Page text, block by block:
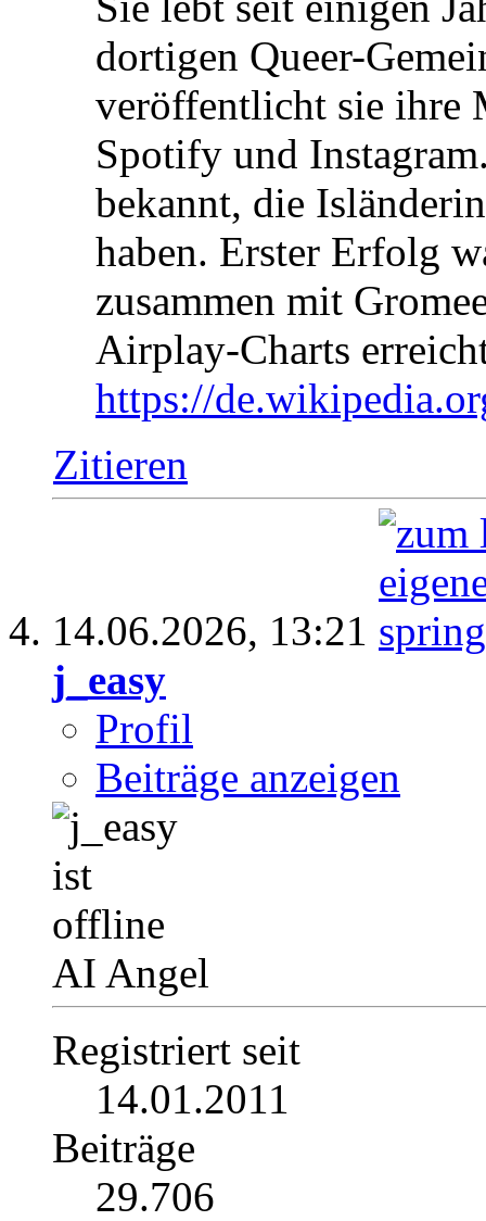
dortigen Queer-
veröffentlicht sie ihre
Spotify und
bekannt, die
haben. Erster Erfolg
zusammen mit
Airplay-Charts
https://
Zitieren
14.06.2026, 13:21
j_easy
Profil
Beiträge anzeigen
AI Angel
Registriert seit
14.01.2011
Beiträge
29.706